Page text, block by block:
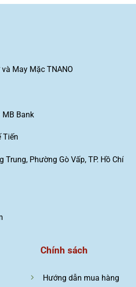
May Mặc TNANO
Bank
Tiến
Phường Gò Vấp, TP. Hồ Chí
Chính sách
Hướng dẫn mua hàng